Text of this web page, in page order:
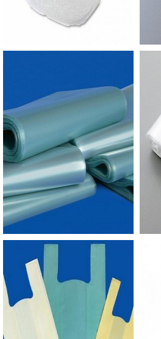
grande exposição. A sacola do tipo
pode ser encomendada para
não apenas para o uso
desenvolver sacolas com
comemorativas, para eventos
ações promocionais. Dessa forma,
com o melhor em custo x
apresenta várias qualidades
produto, por um preço mais
consumidores.EMPRESA
SACOLAS PLÁSTICAS ALÇA
Empório do Plástico passou a
produção com fábricas ainda mais
custos reduzidos. Aumentando,
em pequenas quantidades.
informações, basta solicitar um